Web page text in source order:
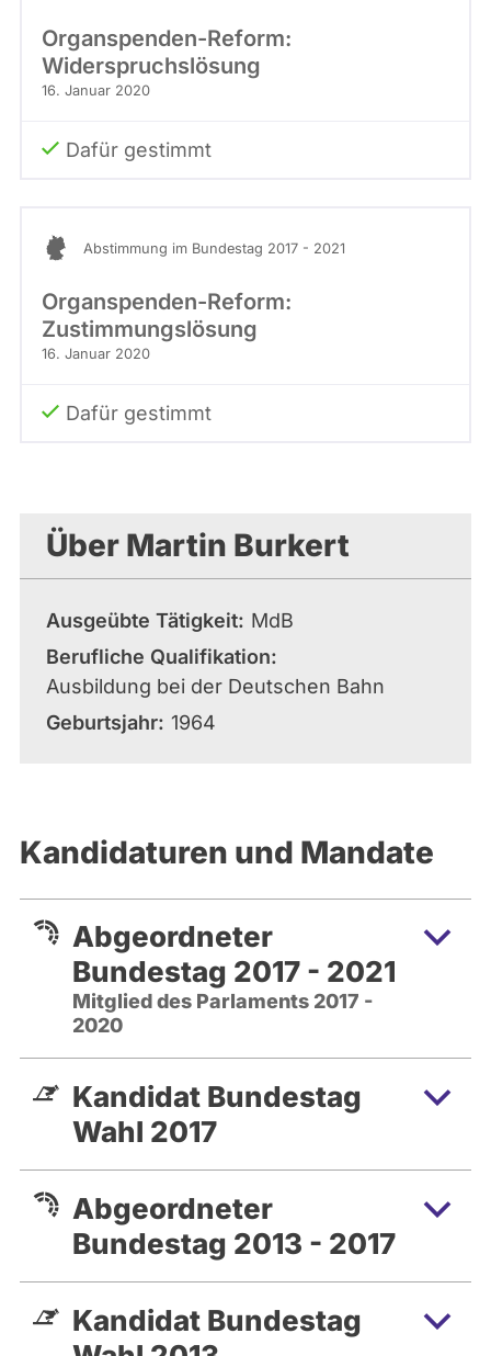
Organspenden-Reform:
Widerspruchslösung
16. Januar 2020
Dafür gestimmt
Abstimmung im Bundestag 2017 - 2021
Organspenden-Reform:
Zustimmungslösung
16. Januar 2020
Dafür gestimmt
Über Martin Burkert
Ausgeübte Tätigkeit
MdB
Berufliche Qualifikation
Ausbildung bei der Deutschen Bahn
Geburtsjahr 1964
Kandidaturen und Mandate
Abgeordneter
Bundestag 2017 - 2021
Mitglied des Parlaments 2017 -
2020
Kandidat Bundestag
Wahl 2017
Abgeordneter
Bundestag 2013 - 2017
Kandidat Bundestag